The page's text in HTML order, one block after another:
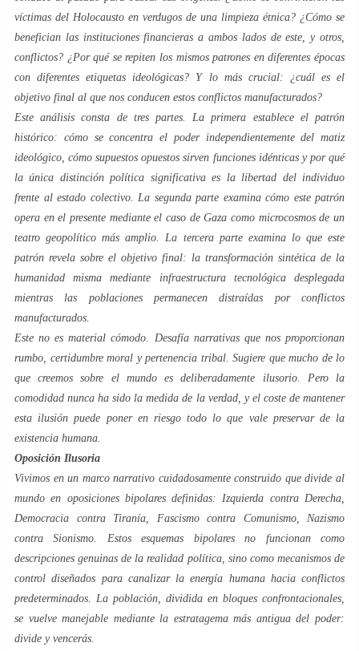
víctimas del Holocausto en verdugos de una limpieza étnica? ¿Cómo se
benefician las instituciones financieras a ambos lados de este, y otros,
conflictos? ¿Por qué se repiten los mismos patrones en diferentes épocas
con diferentes etiquetas ideológicas? Y lo más crucial: ¿cuál es el
objetivo final al que nos conducen estos conflictos manufacturados?
Este análisis consta de tres partes. La primera establece el patrón
histórico: cómo se concentra el poder independientemente del matiz
ideológico, cómo supuestos opuestos sirven funciones idénticas y por qué
la única distinción política significativa es la libertad del individuo
frente al estado colectivo. La segunda parte examina cómo este patrón
opera en el presente mediante el caso de Gaza como microcosmos de un
teatro geopolítico más amplio. La tercera parte examina lo que este
patrón revela sobre el objetivo final: la transformación sintética de la
humanidad misma mediante infraestructura tecnológica desplegada
mientras las poblaciones permanecen distraídas por conflictos
manufacturados.
Este no es material cómodo. Desafía narrativas que nos proporcionan
rumbo, certidumbre moral y pertenencia tribal. Sugiere que mucho de lo
que creemos sobre el mundo es deliberadamente ilusorio. Pero la
comodidad nunca ha sido la medida de la verdad, y el coste de mantener
esta ilusión puede poner en riesgo todo lo que vale preservar de la
existencia humana.
Oposición Ilusoria
Vivimos en un marco narrativo cuidadosamente construido que divide al
mundo en oposiciones bipolares definidas: Izquierda contra Derecha,
Democracia contra Tiranía, Fascismo contra Comunismo, Nazismo
contra Sionismo. Estos esquemas bipolares no funcionan como
descripciones genuinas de la realidad política, sino como mecanismos de
control diseñados para canalizar la energía humana hacia conflictos
predeterminados. La población, dividida en bloques confrontacionales,
se vuelve manejable mediante la estratagema más antigua del poder:
divide y vencerás.